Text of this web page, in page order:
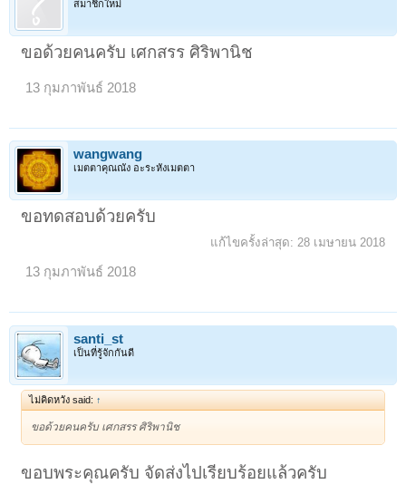
สมาชิกใหม่
ขอด้วยคนครับ เศกสรร ศิริพานิช
13 กุมภาพันธ์ 2018
wangwang
เมตตาคุณณัง อะระหังเมตตา
ขอทดสอบด้วยครับ
แก้ไขครั้งล่าสุด: 28 เมษายน 2018
13 กุมภาพันธ์ 2018
santi_st
เป็นที่รู้จักกันดี
ไม่คิดหวัง said: ↑
ขอด้วยคนครับ เศกสรร ศิริพานิช
ขอบพระคุณครับ จัดส่งไปเรียบร้อยแล้วครับ